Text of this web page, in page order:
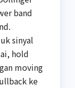
band
sinyal
hold
moving
ke